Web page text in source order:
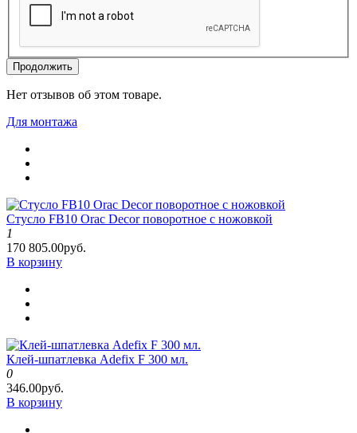
Продолжить
Нет отзывов об этом товаре.
Для монтажа
Стусло FB10 Orac Decor поворотное с ножовкой
1
170 805.00руб.
В корзину
Клей-шпатлевка Adefix F 300 мл.
0
346.00руб.
В корзину